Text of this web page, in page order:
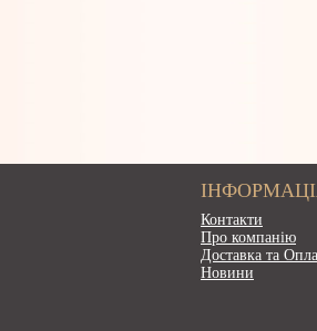
Контакти
Про компанію
Доставка та
Новини